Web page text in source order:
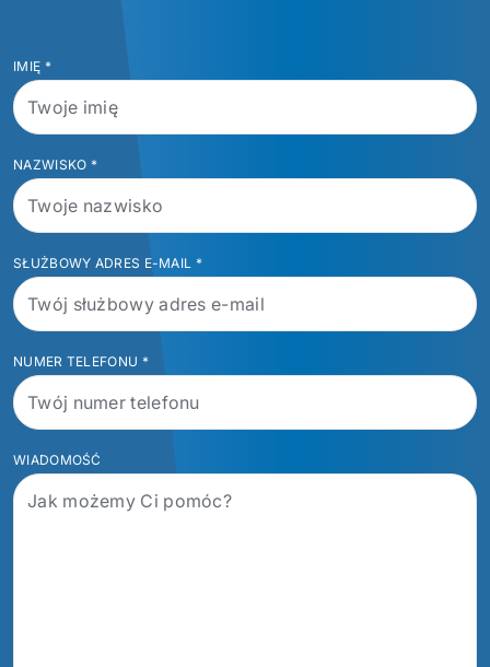
IMIĘ *
NAZWISKO *
SŁUŻBOWY ADRES E-MAIL *
NUMER TELEFONU *
WIADOMOŚĆ